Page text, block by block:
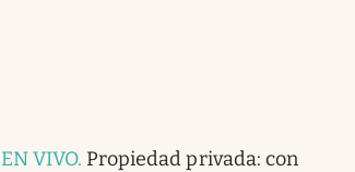
EN VIVO. Propiedad privada: con